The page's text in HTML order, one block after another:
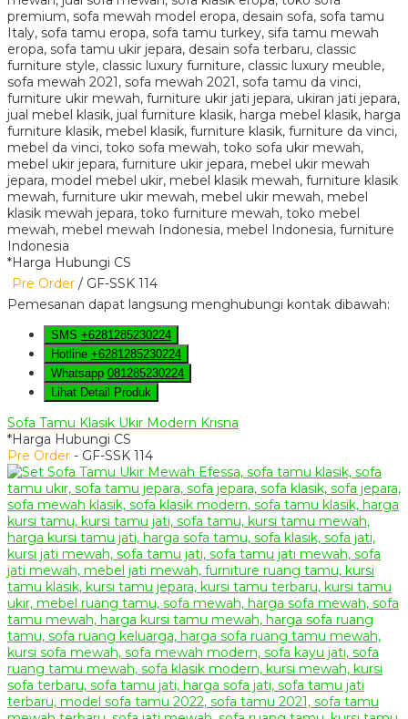
*Harga Hubungi CS
Pre Order / GF-SSK 114
Pemesanan dapat langsung menghubungi kontak dibawah:
SMS +6281285230224
Hotline +6281285230224
Whatsapp 081285230224
Lihat Detail Produk
Sofa Tamu Klasik Ukir Modern Krisna
*Harga Hubungi CS
Pre Order - GF-SSK 114